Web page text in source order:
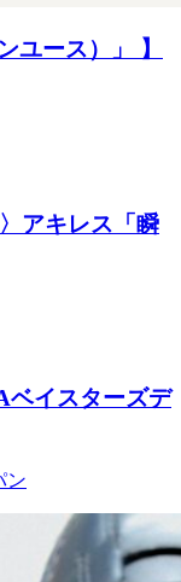
ユース）」 】
アキレス「瞬
ベイスターズデ
ン